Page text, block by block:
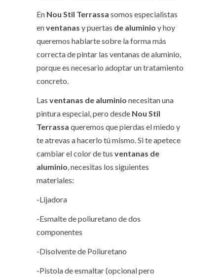
En Nou Stil Terrassa somos especialistas
enventanas y puertas de aluminio y hoy
queremos hablarte sobre la forma más
correcta de pintar las ventanas de aluminio,
porque es necesario adoptar un tratamiento
concreto.
Las ventanas de aluminio necesitan una
pintura especial, pero desde Nou Stil
Terrassa queremos que pierdas el miedo y
te atrevas a hacerlo tú mismo. Si te apetece
cambiar el color de tus ventanas de
aluminio , necesitas los siguientes
materiales:
-Lijadora
-Esmalte de poliuretano de dos
componentes
-Disolvente de Poliuretano
-Pistola de esmaltar (opcional pero